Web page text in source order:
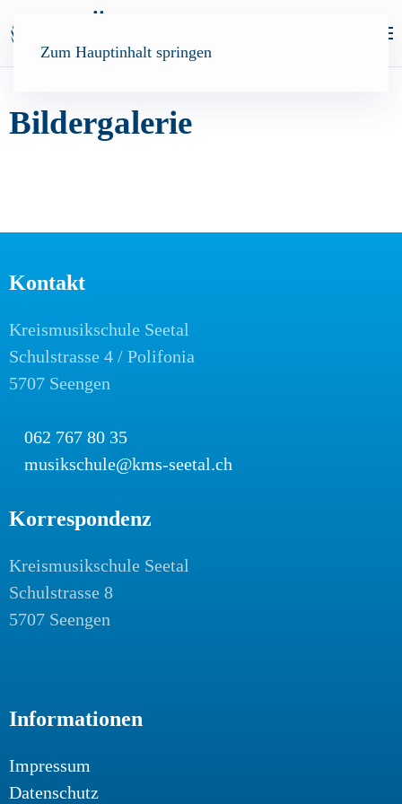
Zum Hauptinhalt springen
Bildergalerie
Kontakt
Kreismusikschule Seetal
Schulstrasse 4 / Polifonia
5707 Seengen
062 767 80 35
musikschule@kms-seetal.ch
Korrespondenz
Kreismusikschule Seetal
Schulstrasse 8
5707 Seengen
Informationen
Impressum
Datenschutz